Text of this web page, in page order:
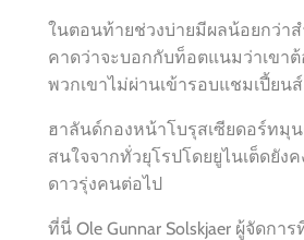
ในตอนท้ายช่วงบ่ายมีผลน้อยกว่าส
คาดว่าจะบอกกับท็อตแนมว่าเขา
พวกเขาไม่ผ่านเข้ารอบแชมเปี้ยน
ฮาลันด์กองหน้าโบรุสเซียดอร์ทมุ
สนใจจากทั่วยุโรปโดยยูไนเต็ดยัง
ดาวรุ่งคนต่อไป
ที่นี่ Ole Gunnar Solskjaer ผู้จัดก